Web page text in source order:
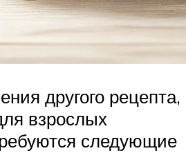
другого рецепта,
взрослых
следующие